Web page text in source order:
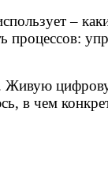
–
Живую
в чем